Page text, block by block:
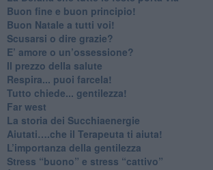
Buon fine e buon principio!
​Buon Natale a tutti voi!
​Scusarsi o dire grazie?
​E’ amore o un’ossessione?
​Il prezzo della salute
​Respira... puoi farcela!
​Tutto chiede... gentilezza!
​Far west
​La storia dei Succhiaenergie
​Aiutati….che il Terapeuta ti aiuta!
​L’importanza della gentilezza
​Stress “buono” e stress “cattivo”